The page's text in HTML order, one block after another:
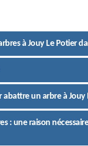
à Jouy Le Potier
un arbre à Jouy
: une raison